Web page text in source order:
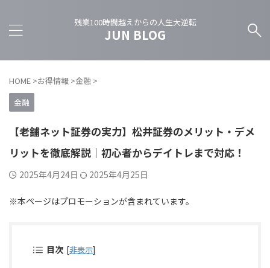
残業100時間越えからの人生大逆転
JUN BLOG
HOME >お得情報 >金融 >
金融
【老舗ネット証券の実力】松井証券のメリット・デメ
リットを徹底解説｜初心者からデイトレまで対応！
2025年4月24日 2025年4月25日
※本ページはプロモーションが含まれています。
目次 [非表示]